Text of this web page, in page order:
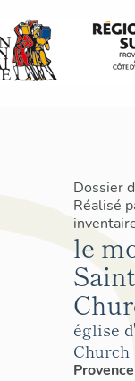
Dossier
Réalisé
le
église
Church